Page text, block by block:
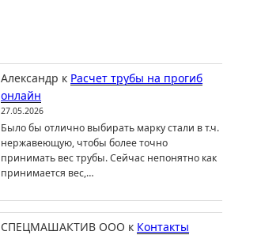
Александр к Расчет трубы на прогиб
онлайн
27.05.2026
Было бы отлично выбирать марку стали в т.ч.
нержавеющую, чтобы более точно
принимать вес трубы. Сейчас непонятно как
принимается вес,…
СПЕЦМАШАКТИВ ООО к Контакты